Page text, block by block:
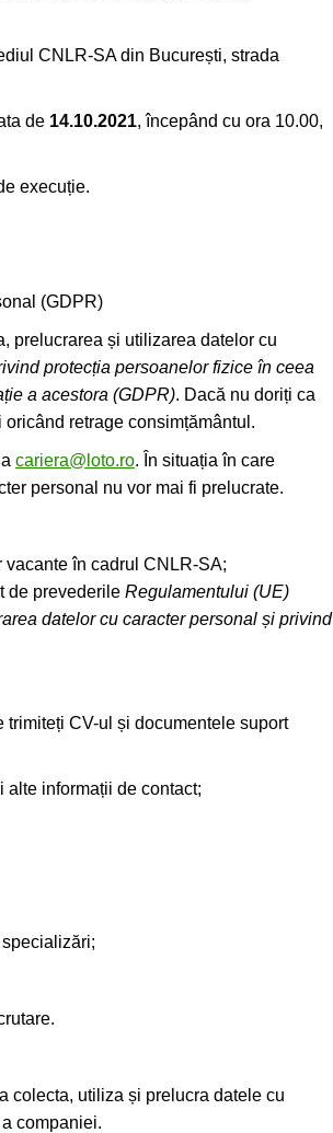
CNLR-SA din București, strada
de 14.10.2021, începând cu ora 10.00,
execuție.
(GDPR)
prelucrarea și utilizarea datelor cu
protecția persoanelor fizice în ceea
a acestora (GDPR). Dacă nu doriți ca
retrage consimțământul.
cariera@loto.ro. În situația în care
personal nu vor mai fi prelucrate.
în cadrul CNLR-SA;
de prevederile Regulamentului (UE)
datelor cu caracter personal și privind
CV-ul și documentele suport
alte informații de contact;
colecta, utiliza și prelucra datele cu
companiei.